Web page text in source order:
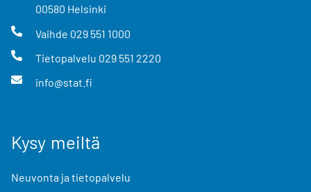
00580 Helsinki
Vaihde 029 551 1000
Tietopalvelu 029 551 2220
info@stat.fi
Kysy meiltä
Neuvonta ja tietopalvelu